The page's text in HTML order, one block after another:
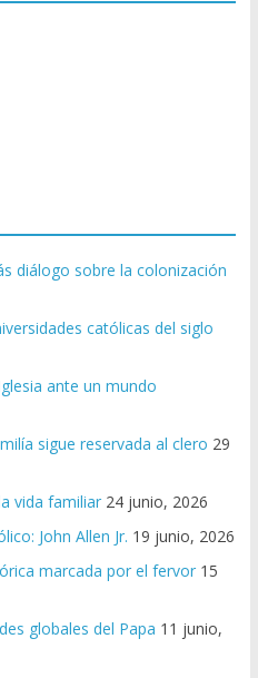
diálogo sobre la colonización
católicas del siglo
ante un mundo
sigue reservada al clero 29
vida familiar 24 junio, 2026
John Allen Jr. 19 junio, 2026
marcada por el fervor 15
globales del Papa 11 junio,